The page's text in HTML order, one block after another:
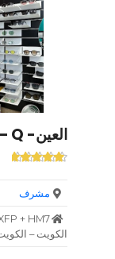
العين- Q – مشرف – +965 9227 9282
مشرف
الكويت –